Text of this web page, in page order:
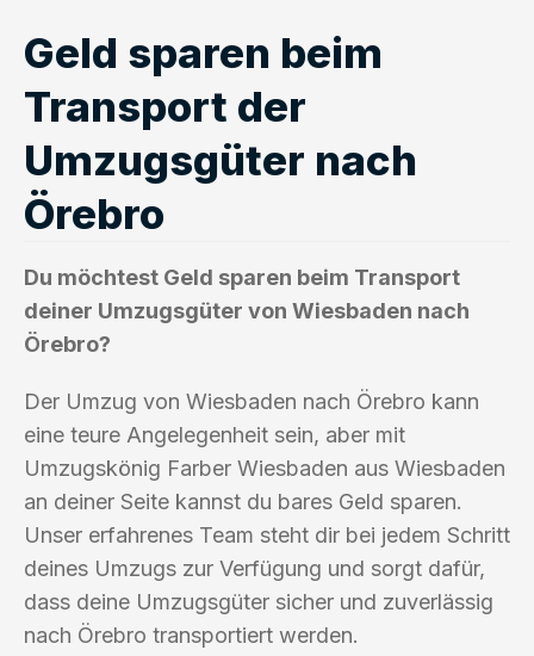
Geld sparen beim
Transport der
Umzugsgüter nach
Örebro
Du möchtest Geld sparen beim Transport
deiner Umzugsgüter von Wiesbaden nach
Örebro?
Der Umzug von Wiesbaden nach Örebro kann
eine teure Angelegenheit sein, aber mit
Umzugskönig Farber Wiesbaden aus Wiesbaden
an deiner Seite kannst du bares Geld sparen.
Unser erfahrenes Team steht dir bei jedem Schritt
deines Umzugs zur Verfügung und sorgt dafür,
dass deine Umzugsgüter sicher und zuverlässig
nach Örebro transportiert werden.